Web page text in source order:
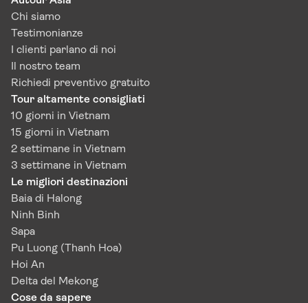
Chi siamo
Testimonianze
I clienti parlano di noi
Il nostro team
Richiedi preventivo gratuito
Tour altamente consigliati
10 giorni in Vietnam
15 giorni in Vietnam
2 settimane in Vietnam
3 settimane in Vietnam
Le migliori destinazioni
Baia di Halong
Ninh Binh
Sapa
Pu Luong (Thanh Hoa)
Hoi An
Delta del Mekong
Cose da sapere